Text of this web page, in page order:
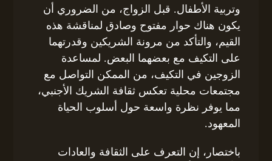
وتربية الأطفال. قبل الزواج، من الضروري أن
يكون هناك حوار مفتوح وصادق لمناقشة هذه
القيم، والتأكد من مرونة الشريكين وقدرتهما
على التكيف مع بعضهما البعض. لمساعدة
الزوجين في التكيف، من الممكن التواصل مع
مجتمعات محلية تعكس ثقافة الشريك الأجنبي،
مما يوفر نظرة واسعة حول أسلوب الحياة
المعهود.
باختصار، إن التعرف على الثقافة والعادات